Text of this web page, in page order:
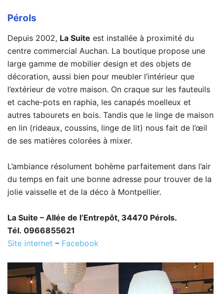
Pérols
Depuis 2002, La Suite est installée à proximité du
centre commercial Auchan. La boutique propose une
large gamme de mobilier design et des objets de
décoration, aussi bien pour meubler l’intérieur que
l’extérieur de votre maison. On craque sur les fauteuils
et cache-pots en raphia, les canapés moelleux et
autres tabourets en bois. Tandis que le linge de maison
en lin (rideaux, coussins, linge de lit) nous fait de l’œil
de ses matières colorées à mixer.
L’ambiance résolument bohème parfaitement dans l’air
du temps en fait une bonne adresse pour trouver de la
jolie vaisselle et de la déco à Montpellier.
La Suite – Allée de l’Entrepôt, 34470 Pérols.
Tél. 0966855621
Site internet – Facebook